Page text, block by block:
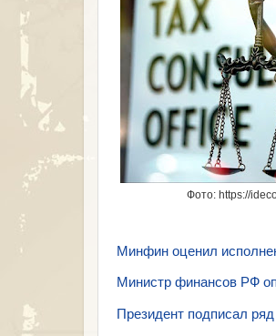
Фото: https://
Минфин оценил
Министр финансов РФ
Президент подписал